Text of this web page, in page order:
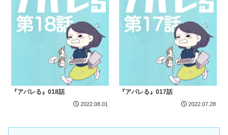
『アパレる』018話
2022.08.01
『アパレる』017話
2022.07.28